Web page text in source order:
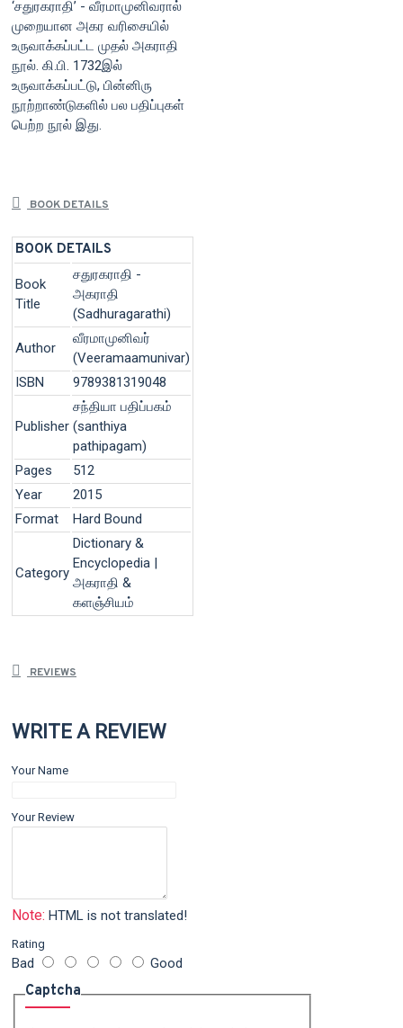
‘சதுரகராதி’ - வீரமாமுனிவரால்
முறையான அகர வரிசையில்
உருவாக்கப்பட்ட முதல் அகராதி
நூல். கி.பி. 1732இல்
உருவாக்கப்பட்டு, பின்னிரு
நூற்றாண்டுகளில் பல பதிப்புகள்
பெற்ற நூல் இது.
BOOK DETAILS
BOOK DETAILS
Book
Title
சதுரகராதி -
அகராதி
(Sadhuragarathi)
Author
வீரமாமுனிவர்
(Veeramaamunivar)
ISBN
9789381319048
Publisher
சந்தியா பதிப்பகம்
(santhiya
pathipagam)
Pages
512
Year
2015
Format
Hard Bound
Category
Dictionary &
Encyclopedia |
அகராதி &
களஞ்சியம்
REVIEWS
WRITE A REVIEW
Your Name
Your Review
Note: HTML is not translated!
Rating
Bad Good
Captcha